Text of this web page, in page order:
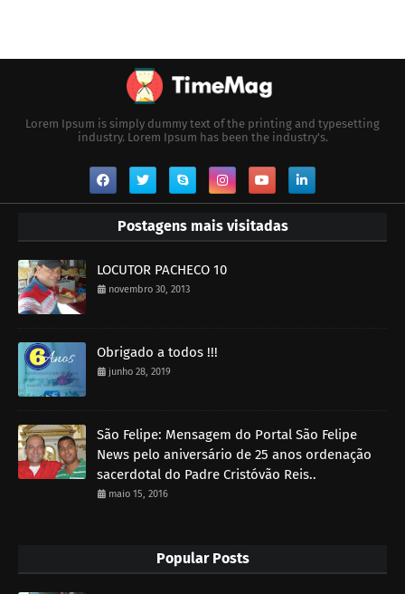
Lorem Ipsum is simply dummy text of the printing and typesetting
industry. Lorem Ipsum has been the industry's.
Postagens mais visitadas
LOCUTOR PACHECO 10
novembro 30, 2013
Obrigado a todos !!!
junho 28, 2019
São Felipe: Mensagem do Portal São Felipe
News pelo aniversário de 25 anos ordenação
sacerdotal do Padre Cristóvão Reis..
maio 15, 2016
Popular Posts